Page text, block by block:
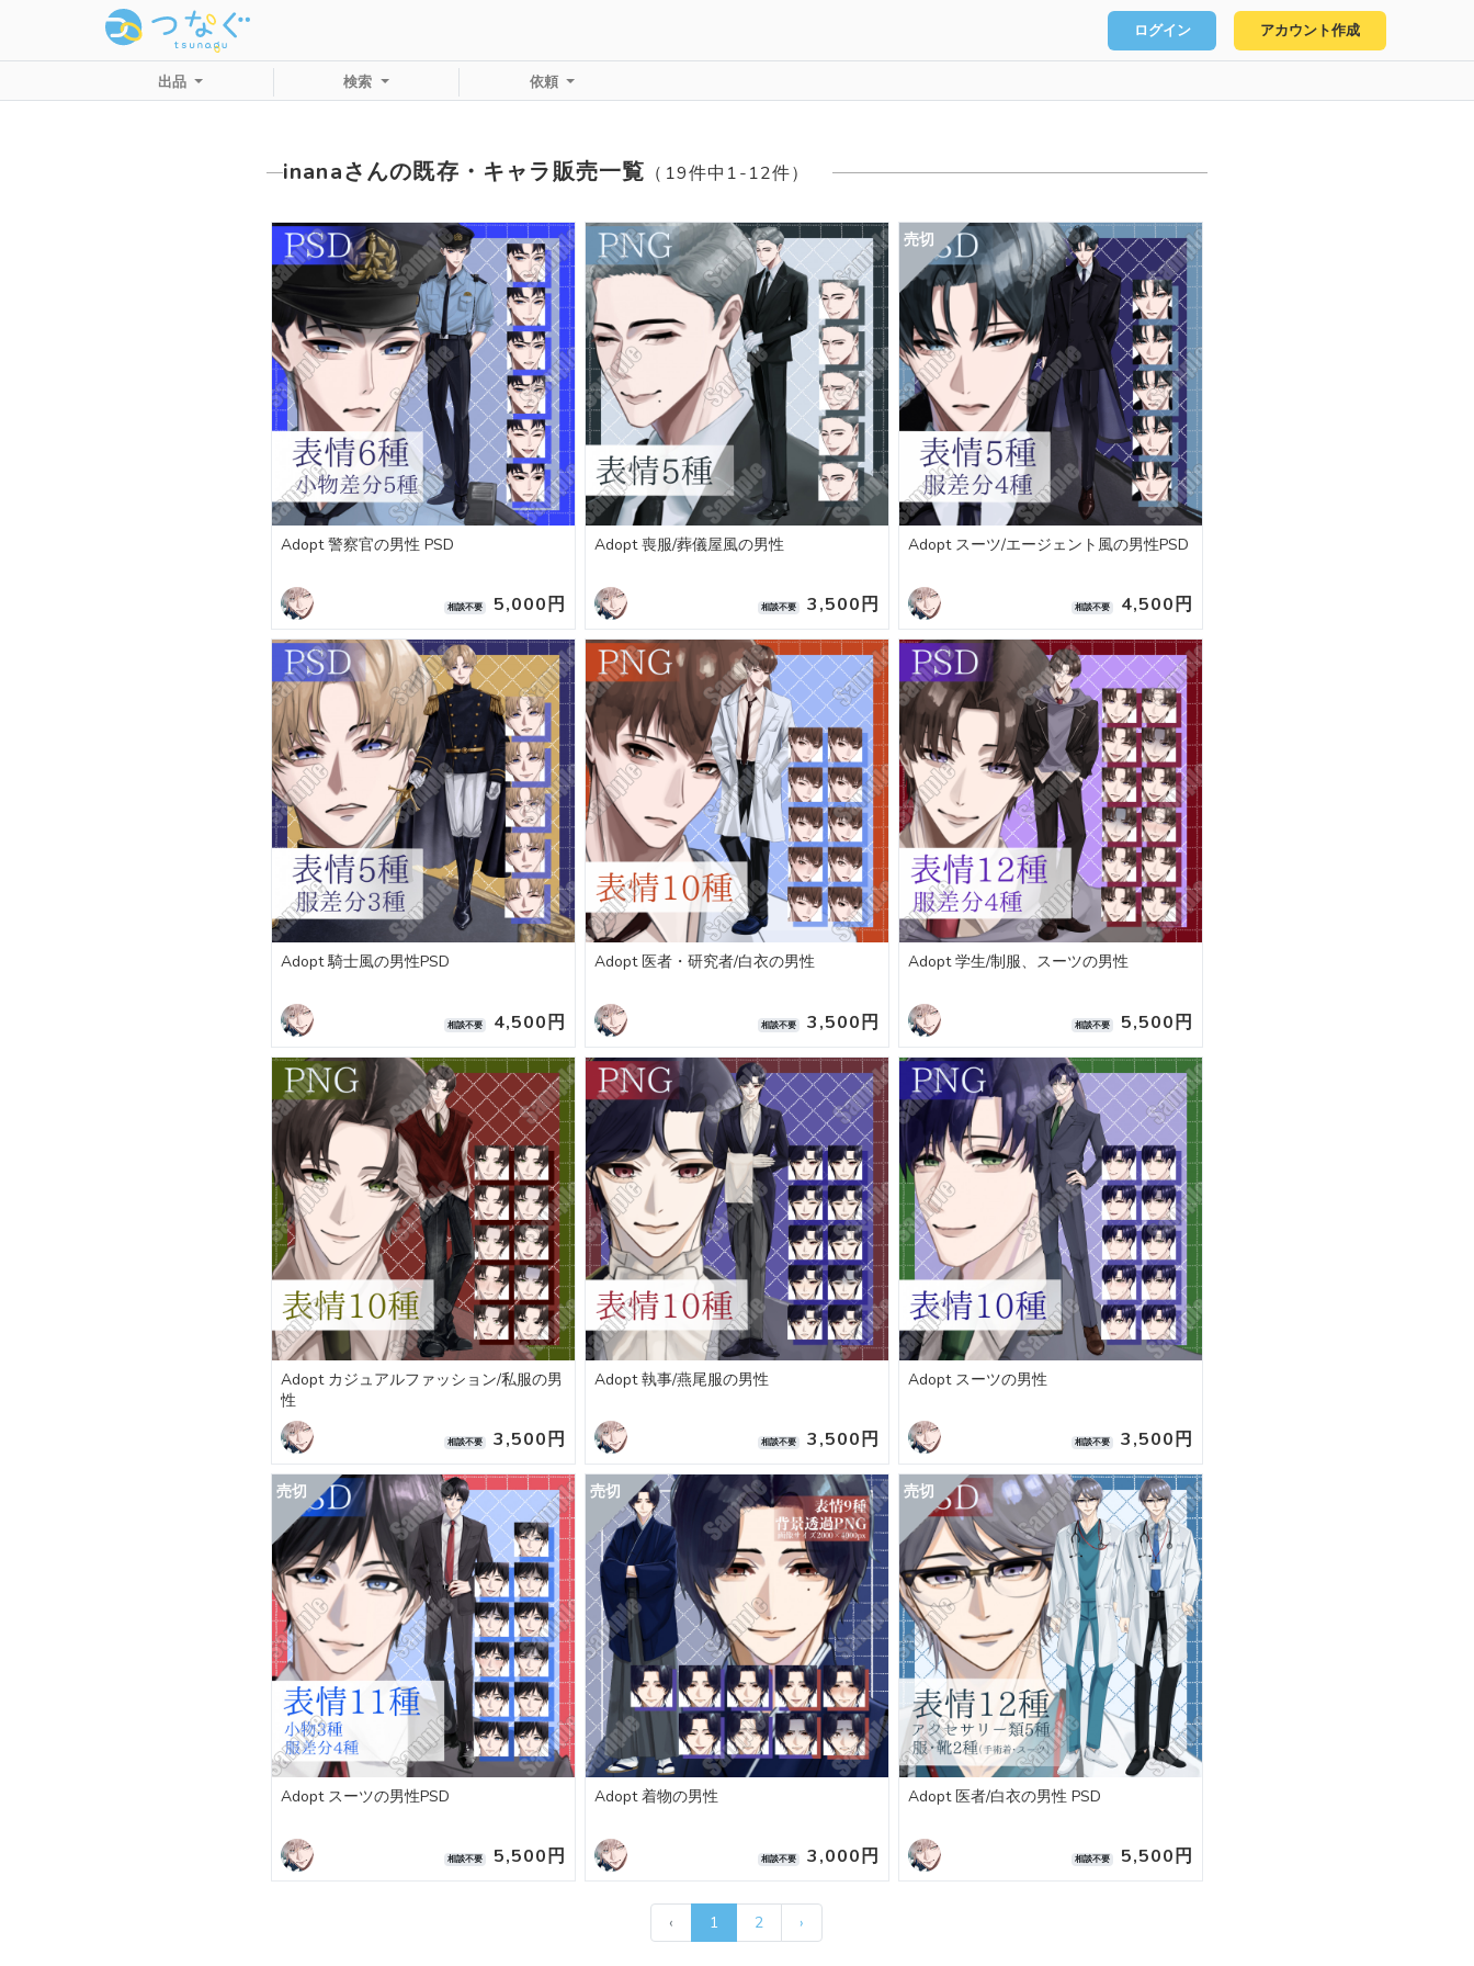
ログイン アカウント作成
出品 検索 依頼
inanaさんの既存・キャラ販売一覧 （19件中1-12件）
Adopt 警察官の男性 PSD
相談不要 5,000円
Adopt 喪服/葬儀屋風の男性
相談不要 3,500円
Adopt スーツ/エージェント風の男性PSD
相談不要 4,500円
Adopt 騎士風の男性PSD
相談不要 4,500円
Adopt 医者・研究者/白衣の男性
相談不要 3,500円
Adopt 学生/制服、スーツの男性
相談不要 5,500円
Adopt カジュアルファッション/私服の男
性
相談不要 3,500円
Adopt 執事/燕尾服の男性
相談不要 3,500円
Adopt スーツの男性
相談不要 3,500円
Adopt スーツの男性PSD
相談不要 5,500円
Adopt 着物の男性
相談不要 3,000円
Adopt 医者/白衣の男性 PSD
相談不要 5,500円
‹ 1 2 ›